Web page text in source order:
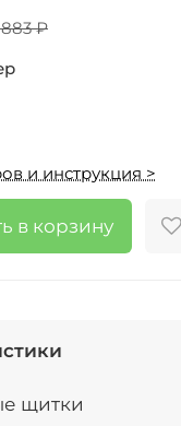
₽
и инструкция >
в корзину
щитки